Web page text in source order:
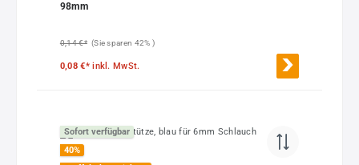
98mm
0,14 €* (Sie sparen 42% )
0,08 €*inkl. MwSt.
Sofort verfügbar
40%